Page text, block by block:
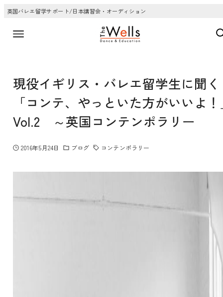
英国バレエ留学サポート/日本講習会・オーディション
現役イギリス・バレエ留学生に聞
「コンテ、やっといた方がいいよ
Vol.2 ～英国コンテンポラリー
2016年5月24日 ブログ コンテンポラリー